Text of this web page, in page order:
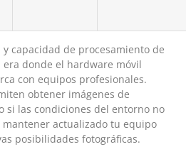
y capacidad de procesamiento de
era donde el hardware móvil
con equipos profesionales.
obtener imágenes de
si las condiciones del entorno no
mantener actualizado tu equipo
posibilidades fotográficas.